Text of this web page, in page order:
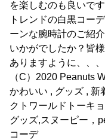
を楽しむのも良いで
トレンドの白黒コー
ーンな腕時計のご紹介
いかがでしたか？皆
ありますように、、、
（C）2020 Peanuts
かわいい , グッズ , 新
クトワールドトーキ
グッズ,スヌーピー，
コーデ